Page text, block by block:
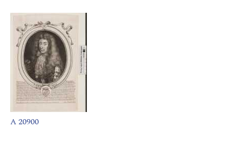
A 20900